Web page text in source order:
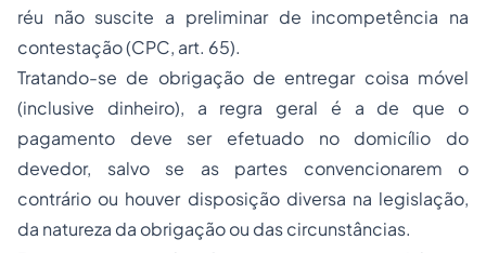
réu não suscite a preliminar de incompetência na
contestação (CPC, art. 65).
Tratando-se de obrigação de entregar coisa móvel
(inclusive dinheiro), a regra geral é a de que o
pagamento deve ser efetuado no domicílio do
devedor, salvo se as partes convencionarem o
contrário ou houver disposição diversa na legislação,
da natureza da obrigação ou das circunstâncias.